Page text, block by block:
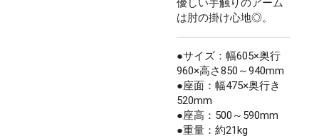
優しい手触りのアーム
は肘の掛け心地◎。
●サイズ：幅605×奥行
960×高さ850～940mm
●座面：幅475×奥行き
520mm
●座高：500～590mm
●重量：約21kg